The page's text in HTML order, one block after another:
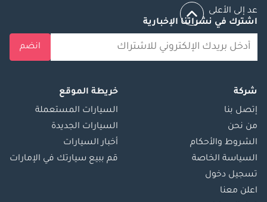
عد إلى الأعلى
اشترك في نشراتنا الإخبارية
انضم
شركة
إتصل بنا
من نحن
الشروط والأحكام
السياسة الخاصة
تسجيل دخول
اعلن معنا
خريطة الموقع
السيارات المستعملة
السيارات الجديدة
أخبار السيارات
قم ببيع سيارتك في الإمارات